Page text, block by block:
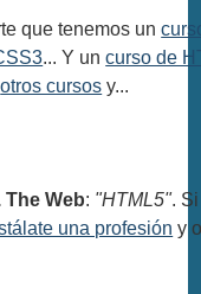
que tenemos un
... Y uncurso de
otros cursos y...
Web: "HTML5".
una profesión y